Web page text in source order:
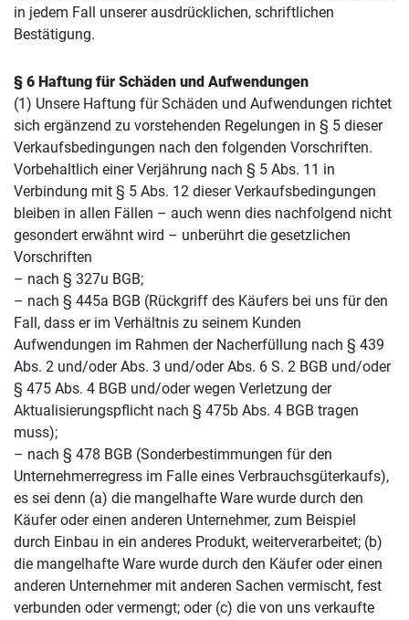
in jedem Fall unserer ausdrücklichen, schriftlichen
Bestätigung.
§ 6 Haftung für Schäden und Aufwendungen
(1) Unsere Haftung für Schäden und Aufwendungen richtet
sich ergänzend zu vorstehenden Regelungen in § 5 dieser
Verkaufsbedingungen nach den folgenden Vorschriften.
Vorbehaltlich einer Verjährung nach § 5 Abs. 11 in
Verbindung mit § 5 Abs. 12 dieser Verkaufsbedingungen
bleiben in allen Fällen – auch wenn dies nachfolgend nicht
gesondert erwähnt wird – unberührt die gesetzlichen
Vorschriften
– nach § 327u BGB;
– nach § 445a BGB (Rückgriff des Käufers bei uns für den
Fall, dass er im Verhältnis zu seinem Kunden
Aufwendungen im Rahmen der Nacherfüllung nach § 439
Abs. 2 und/oder Abs. 3 und/oder Abs. 6 S. 2 BGB und/oder
§ 475 Abs. 4 BGB und/oder wegen Verletzung der
Aktualisierungspflicht nach § 475b Abs. 4 BGB tragen
muss);
– nach § 478 BGB (Sonderbestimmungen für den
Unternehmerregress im Falle eines Verbrauchsgüterkaufs),
es sei denn (a) die mangelhafte Ware wurde durch den
Käufer oder einen anderen Unternehmer, zum Beispiel
durch Einbau in ein anderes Produkt, weiterverarbeitet; (b)
die mangelhafte Ware wurde durch den Käufer oder einen
anderen Unternehmer mit anderen Sachen vermischt, fest
verbunden oder vermengt; oder (c) die von uns verkaufte